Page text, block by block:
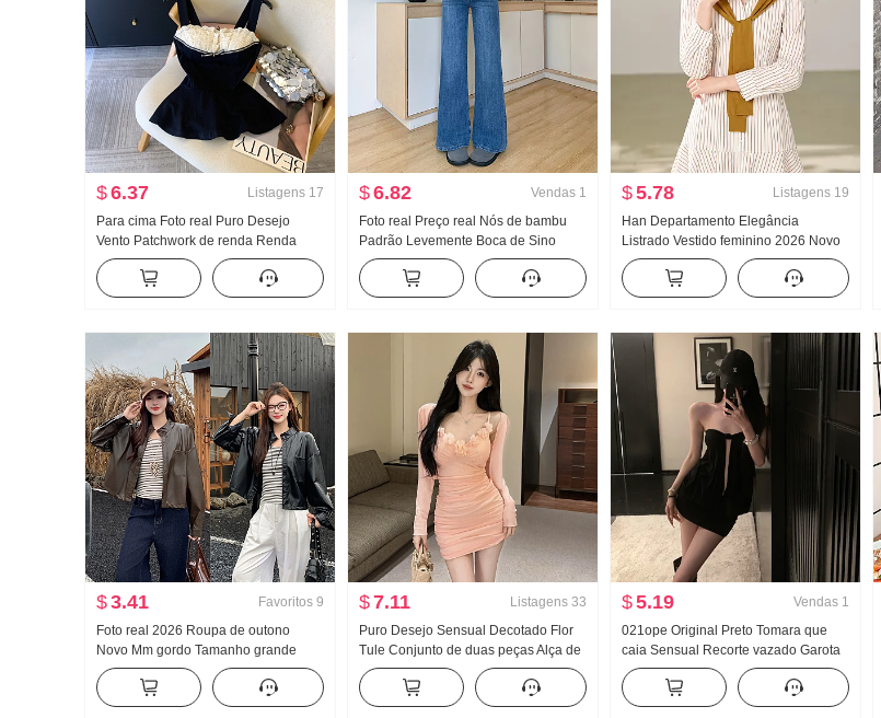
$6.37 Listagens 17
Para cima Foto real Puro Desejo
Vento Patchwork de renda Renda
Alça de ombro O espartilho Preto
Colete feminino Primavera e verão
Cintura ajustada Efeito emagrecedor
$6.82 Vendas 1
Foto real Preço real Nós de bambu
Padrão Levemente Boca de Sino
Calças jeans Feminino Verão Novo
Cintura Baixa Solto Largura Pernas
Efeito emagrecedor Boca de sino
$5.78 Listagens 19
Han Departamento Elegância
Listrado Vestido feminino 2026 Novo
Commuting Vento Xale Design
Sentido Nicho pequeno Cintura
ajustada Camisa Saia
$3.41 Favoritos 9
Foto real 2026 Roupa de outono
Novo Mm gordo Tamanho grande
Feminino Moda Doce e Picante
Listrado Regata Jaqueta de couro
Casaco Conjunto de duas peças
$7.11 Listagens 33
Puro Desejo Sensual Decotado Flor
Tule Conjunto de duas peças Alça de
ombro Vestido Manga longa Rugas
Cintura ajustada Efeito emagrecedor
Saia justa Saia curta
$5.19 Vendas 1
021ope Original Preto Tomara que
caia Sensual Recorte vazado Garota
estilosa Saia lápis Acetato Dia Seda
Modelo Curto Vestido